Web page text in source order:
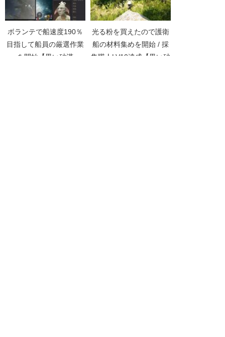
ボランテで船速度190％
目指して船員の厳選作業
を開始【黒い砂漠
光る粉を買えたので護衛
船の材料集めを開始 / 採
集職人LV10達成【黒い砂